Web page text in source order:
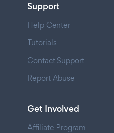
Support
Help Center
Tutorials
Contact Support
Report Abuse
Get Involved
Affiliate Program